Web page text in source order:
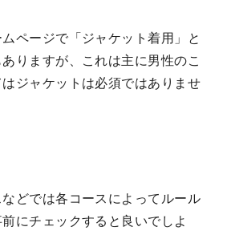
ページで「ジャケット着用」と
りますが、これは主に男性のこ
ジャケットは必須ではありませ
どでは各コースによってルール
にチェックすると良いでしよ